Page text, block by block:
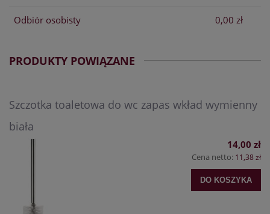
Odbiór osobisty 0,00 zł
PRODUKTY POWIĄZANE
Szczotka toaletowa do wc zapas wkład wymienny
biała
14,00 zł
Cena netto: 11,38 zł
DO KOSZYKA